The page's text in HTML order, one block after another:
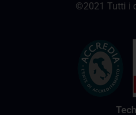
©2021 Tutti i